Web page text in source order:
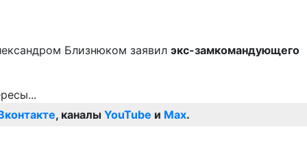
Близнюком заявил экс-замкомандующего
, каналы YouTube и Max.